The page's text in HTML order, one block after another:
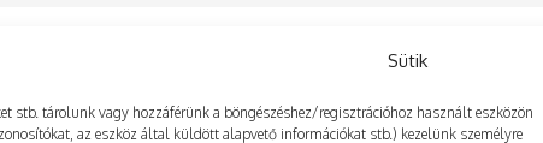
Sütik
stb. tárolunk vagy hozzáférünk a böngészéshez/regisztrációhoz használt eszközön
az eszköz által küldött alapvető információkat stb.) kezelünk személyre